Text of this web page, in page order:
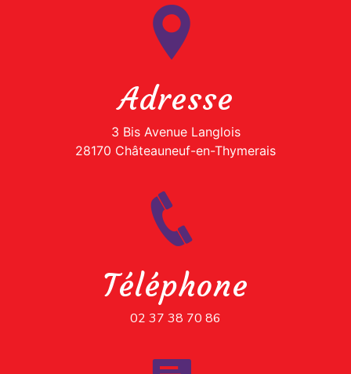
Adresse
3 Bis Avenue Langlois
28170 Châteauneuf-en-Thymerais
Téléphone
02 37 38 70 86